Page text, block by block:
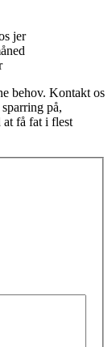
jer
behov. Kontakt os
på,
få fat i flest